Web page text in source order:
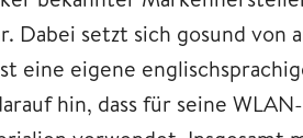
Dabei setzt sich gosund von
eine eigene
hin, dass für seine